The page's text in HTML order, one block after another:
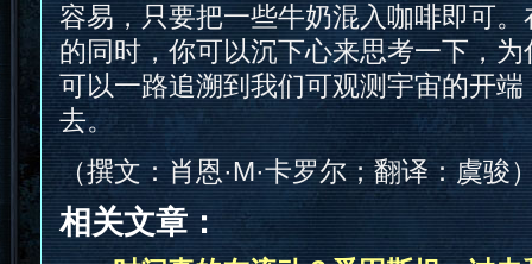
容易，只要把一些牛奶混入咖啡即可
的同时，你可以沉下心来思考一下，
可以一路追溯到我们可观测宇宙的开
去。
（撰文：肖恩·M·卡罗尔；翻译：虞骏
相关文章：